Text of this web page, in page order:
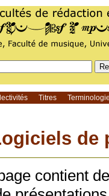
Titres
de
contient